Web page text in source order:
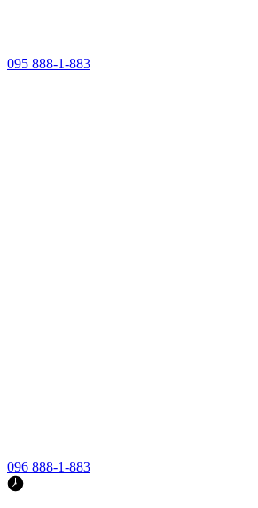
095 888-1-883
096 888-1-883